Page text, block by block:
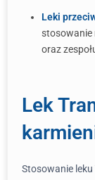
Leki
stosowanie
oraz
Lek
Stosowanie